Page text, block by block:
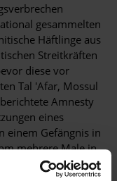
gesammelten
Häftlinge aus
Streitkräften
diese vor
Tal 'Afar, Mossul
Amnesty
eines
einem Gefängnis in
mehrere Male in
blutüberströmt,